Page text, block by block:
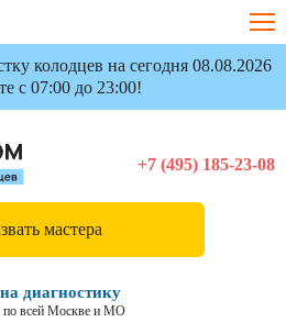
колодцев на сегодня 08.08.2026
с 07:00 до 23:00!
мастера
диагностику
по всей Москве и МО
+7 (495) 185-23-08